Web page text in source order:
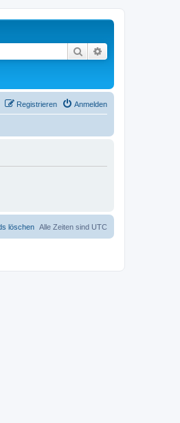
Suche
Anmelden
Registrieren
Alle Zeiten sind UTC
löschen